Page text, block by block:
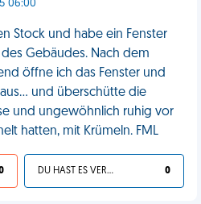
06:00
Stock und habe ein Fenster
Gebäudes. Nach dem
öffne ich das Fenster und
und überschütte die
und ungewöhnlich ruhig vor
hatten, mit Krümeln. FML
DU HAST ES VERDIENT 0